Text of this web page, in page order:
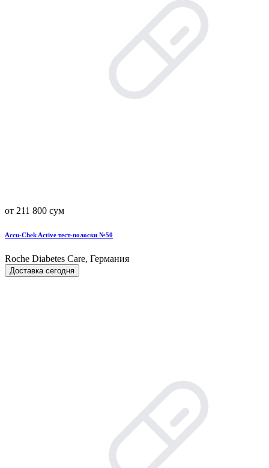
от 211 800 сум
Accu-Chek Active тест-полоски №50
Roche Diabetes Care, Германия
Доставка сегодня